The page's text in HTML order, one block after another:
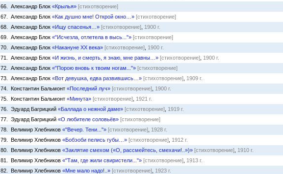
66. Александр Блок «Крылья» [стихотворение]
67. Александр Блок «Как душно мне! Открой окно…» [стихотворение]
68. Александр Блок «Ищу спасенья…» [стихотворение] 1900 г.
69. Александр Блок «"Исчезла, отлетела в высь..."» [стихотворение]
70. Александр Блок «Накануне XX века» [стихотворение] 1900 г.
71. Александр Блок «И жизнь, и смерть, я знаю, мне равны…» [стихотворение] 1900 г.
72. Александр Блок «"Порою вновь к твоим ногам..."» [стихотворение]
73. Александр Блок «Вот девушка, едва развившись…» [стихотворение] 1909 г.
74. Константин Бальмонт «Последний луч» [стихотворение] 1900 г.
75. Константин Бальмонт «Минута» [стихотворение] 1921 г.
76. Эдуард Багрицкий «Баллада о нежной даме» [стихотворение] 1919 г.
77. Эдуард Багрицкий «О любителе соловьёв» [стихотворение]
78. Велимир Хлебников «"Вечер. Тени..."» [стихотворение] 1928 г.
79. Велимир Хлебников «Бобэоби пелись губы…» [стихотворение] 1912 г.
80. Велимир Хлебников «Заклятие смехом («О, рассмейтесь, смехачи!..»)» [стихотворение] 1910 г.
81. Велимир Хлебников «"Там, где жили свиристели..."» [стихотворение] 1913 г.
82. Велимир Хлебников «Мне мало надо!..» [стихотворение] 1923 г.